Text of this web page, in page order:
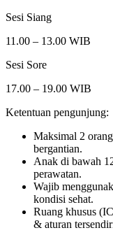
Sesi Siang
11.00 – 13.00 WIB
Sesi Sore
17.00 – 19.00 WIB
Ketentuan pengunjung:
Maksimal 2
bergantian.
Anak di bawah
perawatan.
Wajib
kondisi sehat.
Ruang khusus
& aturan